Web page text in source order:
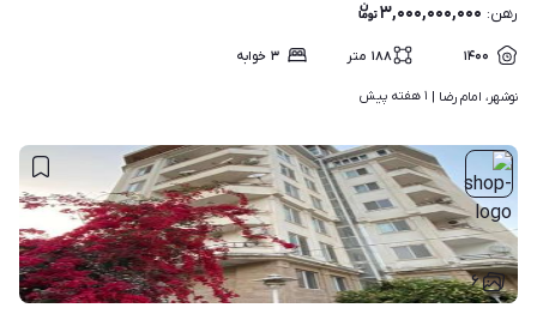
رهن: ۳,۰۰۰,۰۰۰,۰۰۰
۱۴۰۰ ۱۸۸ متر ۳ خوابه
نوشهر، امام رضا | ۱ هفته پیش
۶